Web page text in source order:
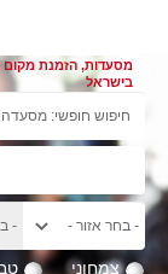
מסעדות, הזמנת מקום
בישראל
צמחוני